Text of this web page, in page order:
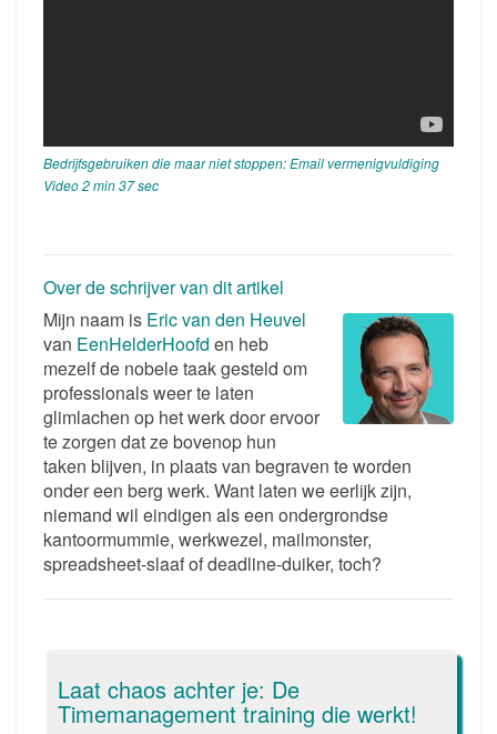
Bedrijfsgebruiken die maar niet stoppen: Email vermenigvuldiging
Video 2 min 37 sec
Over de schrijver van dit artikel
Mijn naam is Eric van den Heuvel
van EenHelderHoofd en heb
mezelf de nobele taak gesteld om
professionals weer te laten
glimlachen op het werk door ervoor
te zorgen dat ze bovenop hun
taken blijven, in plaats van begraven te worden
onder een berg werk. Want laten we eerlijk zijn,
niemand wil eindigen als een ondergrondse
kantoormummie, werkwezel, mailmonster,
spreadsheet-slaaf of deadline-duiker, toch?
Laat chaos achter je: De
Timemanagement training die werkt!